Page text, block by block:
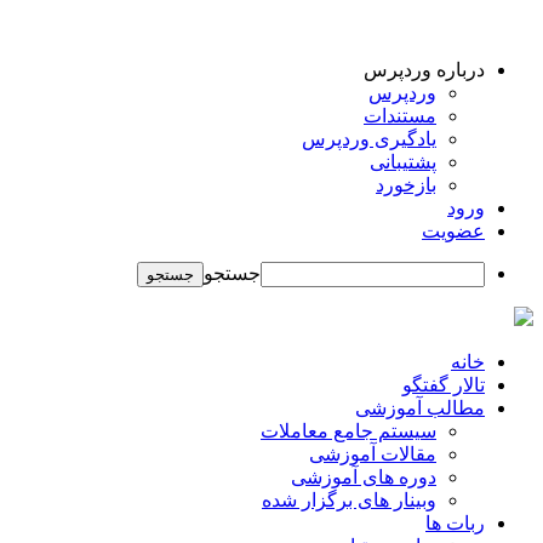
درباره وردپرس
وردپرس
مستندات
یادگیری وردپرس
پشتیبانی
بازخورد
ورود
عضویت
جستجو
خانه
تالار گفتگو
مطالب آموزشی
سیستم جامع معاملات
مقالات آموزشی
دوره های آموزشی
وبینار های برگزار شده
ربات ها